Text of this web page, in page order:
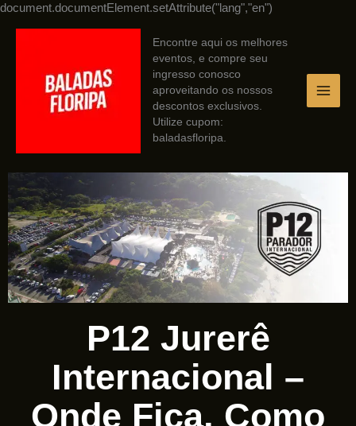
document.documentElement.setAttribute("lang","en")
o
Encontre aqui os melhores
eventos, e compre seu
ingresso conosco
aproveitando os nossos
descontos exclusivos.
Utilize cupom:
baladasfloripa.
P12 Jurerê
Internacional –
Onde Fica, Como